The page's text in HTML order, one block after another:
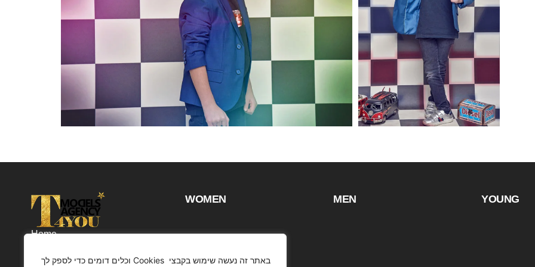
באתר זה נעשה שימוש בקבצי Cookies וכלים דומים כדי לספק לך
Home
WOMEN MEN YOUNG